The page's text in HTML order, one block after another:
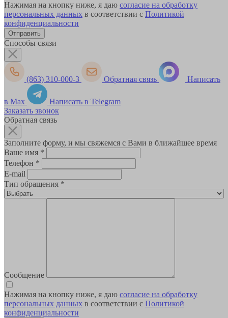
Нажимая на кнопку ниже, я даю согласие на обработку
персональных данных в соответствии с Политикой
конфиденциальности
Способы связи
(863) 310-000-3 Обратная связь Написать
в Max
Написать в Telegram
Заказать звонок
Обратная связь
Заполните форму, и мы свяжемся с Вами в ближайшее время
Ваше имя *
Телефон *
E-mail
Тип обращения *
Сообщение
Нажимая на кнопку ниже, я даю согласие на обработку
персональных данных в соответствии с Политикой
конфиденциальности